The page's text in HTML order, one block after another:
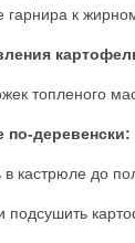
гарнира к
топленого
по-деревенски:
кастрюле до